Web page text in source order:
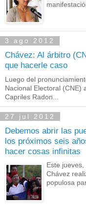
3 ago 2012
Chávez: Al árbitro
que hacerle caso
Luego del
Nacional Electoral (CNE)
Capriles Radon...
27 jul 2012
Debemos abrir las
los próximos seis
hacer cosas infinitas
Este
Chávez
populosa